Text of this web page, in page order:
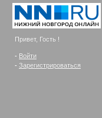
Привет, Гость !
- Войти
- Зарегистрироваться